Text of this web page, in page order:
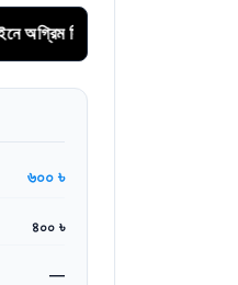
বুকিং করুন।
৬০০ ৳
৪০০ ৳
—